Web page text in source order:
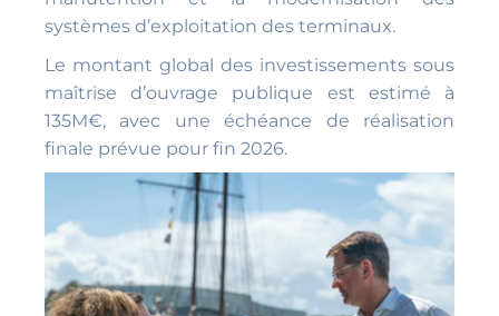
systèmes d’exploitation des terminaux.
Le montant global des investissements sous
maîtrise d’ouvrage publique est estimé à
135M€, avec une échéance de réalisation
finale prévue pour fin 2026.